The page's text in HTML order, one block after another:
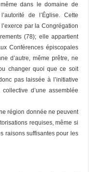
dans le domaine de
l’autorité de l’Église . Cette
par la Congrégation
(78); elle appartient
Conférences épiscopales
d’autre, même prêtre, ne
changer quoi que ce soit
pas laissée à l’initiative
d’une assemblée
région donnée ne peuvent
requises, même si
raisons suffisantes pour les